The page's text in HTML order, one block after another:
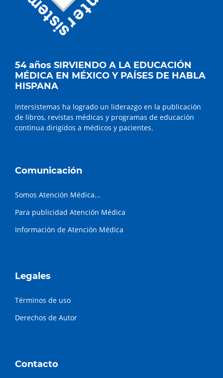
54 años SIRVIENDO A LA EDUCACIÓN
MÉDICA EN MÉXICO Y PAÍSES DE HABLA
HISPANA
Intersistemas ha logrado un liderazgo en la publicación
de libros, revistas médicas y programas de educación
continua dirigidos a médicos y pacientes.
Comunicación
Somos Atención Médica...
Para publicidad Atención Médica
Información de Atención Médica
Legales
Términos de uso
Derechos de Autor
Contacto